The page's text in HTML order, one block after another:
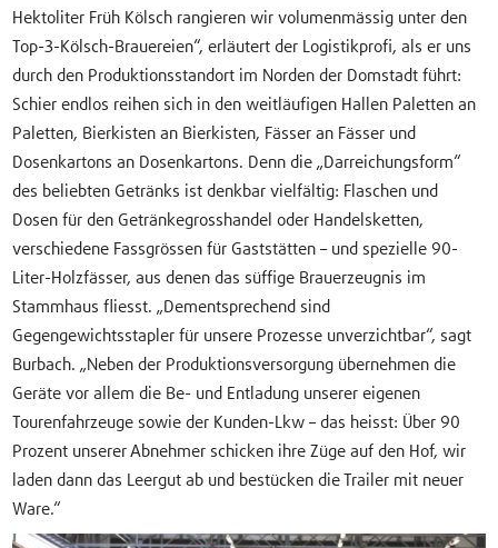
Hektoliter Früh Kölsch rangieren wir volumenmässig unter den
Top-3-Kölsch-Brauereien“, erläutert der Logistikprofi, als er uns
durch den Produktionsstandort im Norden der Domstadt führt:
Schier endlos reihen sich in den weitläufigen Hallen Paletten an
Paletten, Bierkisten an Bierkisten, Fässer an Fässer und
Dosenkartons an Dosenkartons. Denn die „Darreichungsform“
des beliebten Getränks ist denkbar vielfältig: Flaschen und
Dosen für den Getränkegrosshandel oder Handelsketten,
verschiedene Fassgrössen für Gaststätten – und spezielle 90-
Liter-Holzfässer, aus denen das süffige Brauerzeugnis im
Stammhaus fliesst. „Dementsprechend sind
Gegengewichtsstapler für unsere Prozesse unverzichtbar“, sagt
Burbach. „Neben der Produktionsversorgung übernehmen die
Geräte vor allem die Be- und Entladung unserer eigenen
Tourenfahrzeuge sowie der Kunden-Lkw – das heisst: Über 90
Prozent unserer Abnehmer schicken ihre Züge auf den Hof, wir
laden dann das Leergut ab und bestücken die Trailer mit neuer
Ware.“